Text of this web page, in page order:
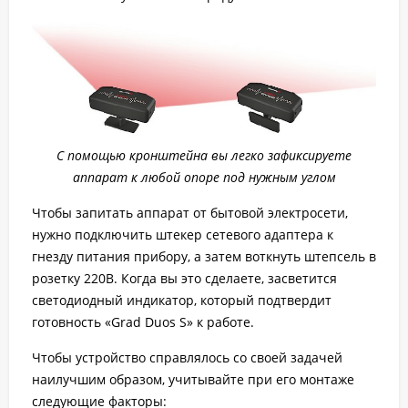
С помощью кронштейна вы легко зафиксируете
аппарат к любой опоре под нужным углом
Чтобы запитать аппарат от бытовой электросети,
нужно подключить штекер сетевого адаптера к
гнезду питания прибору, а затем воткнуть штепсель в
розетку 220В. Когда вы это сделаете, засветится
светодиодный индикатор, который подтвердит
готовность «Grad Duos S» к работе.
Чтобы устройство справлялось со своей задачей
наилучшим образом, учитывайте при его монтаже
следующие факторы: